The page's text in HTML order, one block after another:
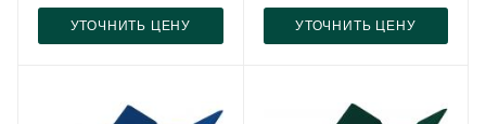
УТОЧНИТЬ ЦЕНУ УТОЧНИТЬ ЦЕНУ